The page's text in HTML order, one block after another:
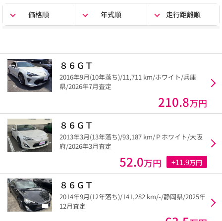
価格順 年式順 走行距離順
８６ＧＴ
2016年9月(10年落ち)/11,711 km/ホワイト/兵庫
県/2026年7月査定
210.8万円
８６ＧＴ
2013年3月(13年落ち)/93,187 km/Ｐホワイト/大阪
府/2026年3月査定
52.0万円 +11.9万円
８６ＧＴ
2014年9月(12年落ち)/141,282 km/-/静岡県/2025年
12月査定